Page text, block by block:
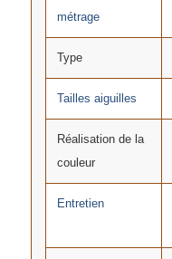
métrage
Type
Tailles aiguilles
Réalisation de la
couleur
Entretien